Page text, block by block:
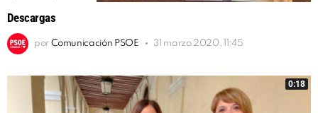
Descargas
por Comunicación PSOE 31 marzo 2020, 11:45
0:18